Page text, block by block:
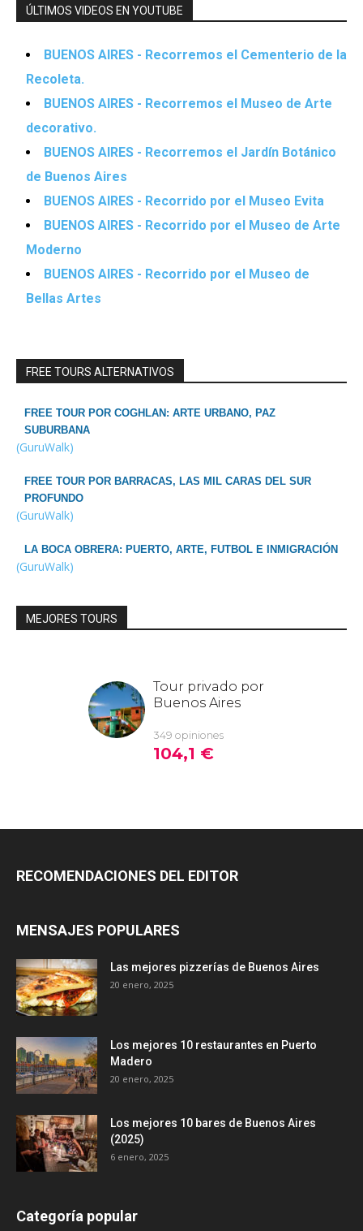
ÚLTIMOS VIDEOS EN YOUTUBE
BUENOS AIRES - Recorremos el Cementerio de la
Recoleta.
BUENOS AIRES - Recorremos el Museo de Arte
decorativo.
BUENOS AIRES - Recorremos el Jardín Botánico
de Buenos Aires
BUENOS AIRES - Recorrido por el Museo Evita
BUENOS AIRES - Recorrido por el Museo de Arte
Moderno
BUENOS AIRES - Recorrido por el Museo de
Bellas Artes
FREE TOURS ALTERNATIVOS
FREE TOUR POR COGHLAN: ARTE URBANO, PAZ
SUBURBANA
(GuruWalk)
FREE TOUR POR BARRACAS, LAS MIL CARAS DEL SUR
PROFUNDO
(GuruWalk)
LA BOCA OBRERA: PUERTO, ARTE, FUTBOL E INMIGRACIÓN
(GuruWalk)
MEJORES TOURS
RECOMENDACIONES DEL EDITOR
MENSAJES POPULARES
Las mejores pizzerías de Buenos Aires
20 enero, 2025
Los mejores 10 restaurantes en Puerto
Madero
20 enero, 2025
Los mejores 10 bares de Buenos Aires
(2025)
6 enero, 2025
Categoría popular